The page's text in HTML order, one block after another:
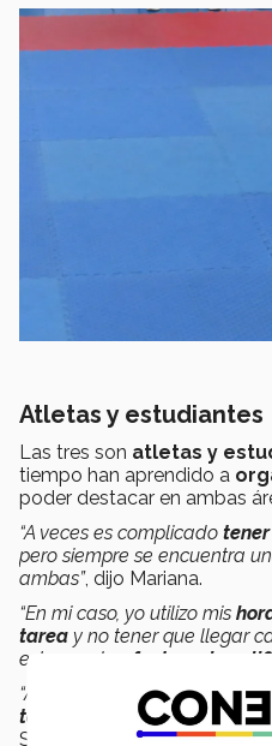
Atletas y estudiantes
Las tres son atletas y
tiempo han aprendido a
poder destacar en ambas
“A veces es complicado
pero siempre se encuentra
ambas”, dijo Mariana.
“En mi caso, yo utilizo mis
tarea y no tener que llegar
esto puede
afectar mis
“Antes de ir a entrenar trato
tareas y ejerciciosque me
Sara.